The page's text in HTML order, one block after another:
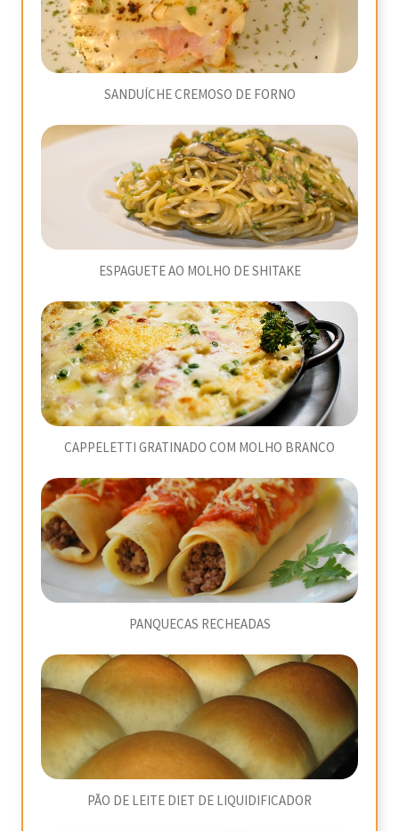
SANDUÍCHE CREMOSO DE FORNO
ESPAGUETE AO MOLHO DE SHITAKE
CAPPELETTI GRATINADO COM MOLHO BRANCO
PANQUECAS RECHEADAS
PÃO DE LEITE DIET DE LIQUIDIFICADOR